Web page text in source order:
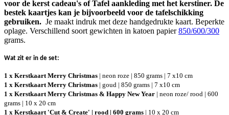
voor de kerst cadeau's of Tafel aankleding met het kerstiner. De
bestek kaartjes kan je bijvoorbeeld voor de tafelschikking
gebruiken. Je maakt indruk met deze handgedrukte kaart. Beperkte
oplage. Verschillend soort gewichten in katoen papier850/600/300
grams.
Wat zit er in de set:
1 x Kerstkaart Merry Christmas | neon roze | 850 grams | 7 x10 cm
1 x Kerstkaart Merry Christmas | goud | 850 grams | 7 x10 cm
1 x Kerstkaart Merry Christmas & Happy New Year | neon roze/ rood | 600
grams | 10 x 20 cm
1 x Kerstkaart 'Cut & Create' | rood | 600 grams | 10 x 20 cm